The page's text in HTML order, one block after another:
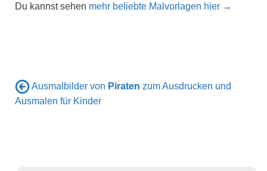
Du kannst sehen mehr beliebte Malvorlagen hier →
Ausmalbilder von Piraten zum Ausdrucken und
Ausmalen für Kinder